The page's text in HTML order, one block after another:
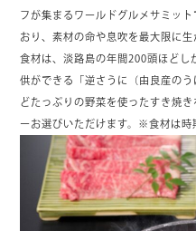
フが集まるワールドグルメサミッ
おり、素材の命や息吹を最大限に生
食材は、淡路島の年間200頭ほどし
供ができる「逆さうに（由良産の
どたっぷりの野菜を使ったすき焼
ーお選びいただけます。※食材は時